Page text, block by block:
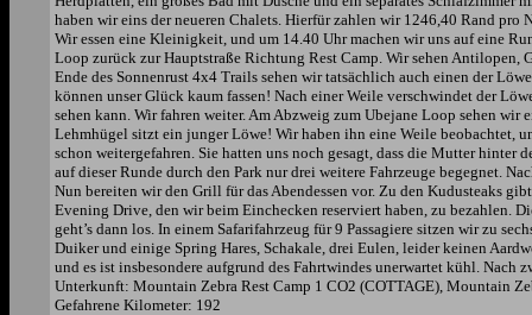
haben wir eins der neueren Chalets. Hierfür zahlen wir 1246,40 Rand pro
Wir essen eine Kleinigkeit, und um 14.40 Uhr machen wir uns auf eine
Loop zurück zur Hauptstraße Richtung Rest Camp. Wir sehen Antilopen,
Ende des Sonnenrust 4x4 Trails sehen wir tatsächlich auch einen der
können unser Glück kaum fassen! Nach einer Weile verschwindet der
sehen kann. Wir fahren weiter. Am Abzweig zum Ubejane Loop sehen
Lehmhügel sitzt ein junger Löwe! Wir haben ihn eine Weile beobachtet,
schon weitergefahren. Sie hatten uns noch gesagt, dass die Mutter hinter
auf dieser Runde durch den Park nur drei weitere Fahrzeuge begegnet.
Nun bereiten wir den Grill für das Abendessen vor. Zu den Kudusteaks
Evening Drive, den wir beim Einchecken reserviert haben, zu bezahlen.
geht’s dann los. In einem Safarifahrzeug für 9 Passagiere sitzen wir zu
Duiker und einige Spring Hares, Schakale, drei Eulen, leider keinen
und es ist insbesondere aufgrund des Fahrtwindes unerwartet kühl. Nach
Unterkunft: Mountain Zebra Rest Camp 1 CO2 (COTTAGE), Mountain
Gefahrene Kilometer: 192